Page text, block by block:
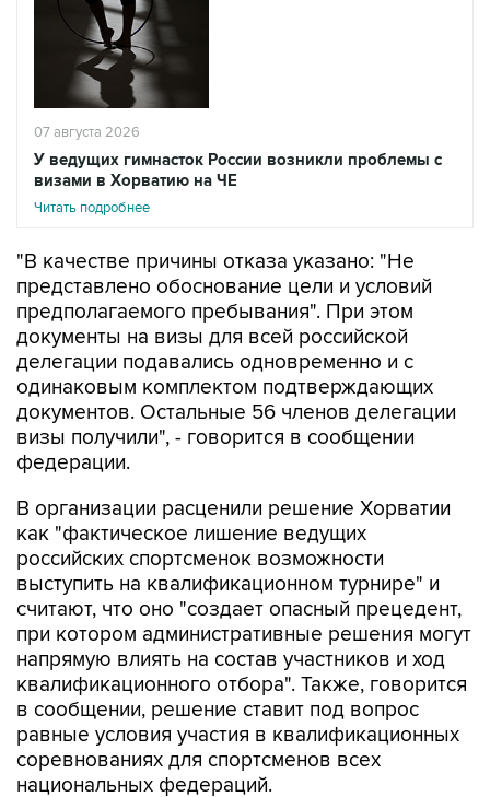
07 августа 2026
У ведущих гимнасток России возникли проблемы с
визами в Хорватию на ЧЕ
Читать подробнее
"В качестве причины отказа указано: "Не
представлено обоснование цели и условий
предполагаемого пребывания". При этом
документы на визы для всей российской
делегации подавались одновременно и с
одинаковым комплектом подтверждающих
документов. Остальные 56 членов делегации
визы получили", - говорится в сообщении
федерации.
В организации расценили решение Хорватии
как "фактическое лишение ведущих
российских спортсменок возможности
выступить на квалификационном турнире" и
считают, что оно "создает опасный прецедент,
при котором административные решения могут
напрямую влиять на состав участников и ход
квалификационного отбора". Также, говорится
в сообщении, решение ставит под вопрос
равные условия участия в квалификационных
соревнованиях для спортсменов всех
национальных федераций.